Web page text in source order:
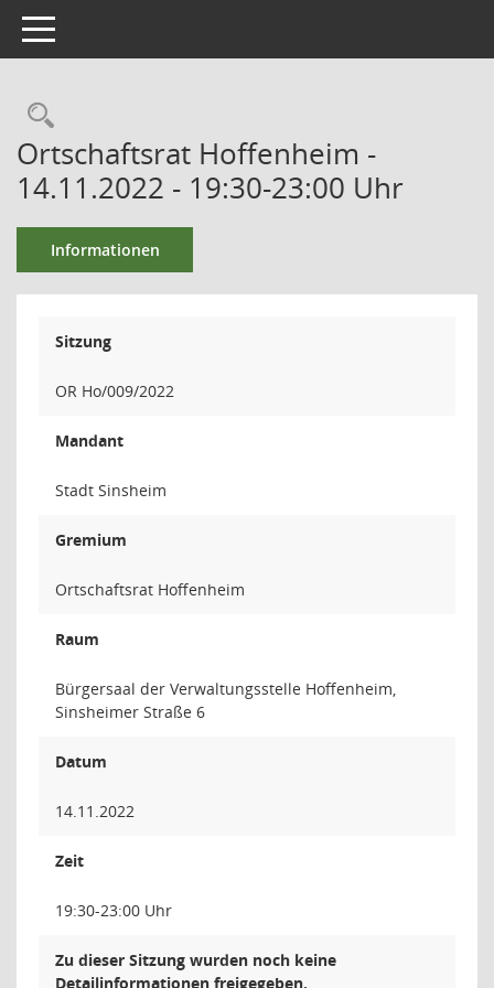
Toggle navigation
Ortschaftsrat Hoffenheim -
14.11.2022 - 19:30-23:00 Uhr
Informationen
Sitzung
OR Ho/009/2022
Mandant
Stadt Sinsheim
Gremium
Ortschaftsrat Hoffenheim
Raum
Bürgersaal der Verwaltungsstelle Hoffenheim,
Sinsheimer Straße 6
Datum
14.11.2022
Zeit
19:30-23:00 Uhr
Zu dieser Sitzung wurden noch keine
Detailinformationen freigegeben.